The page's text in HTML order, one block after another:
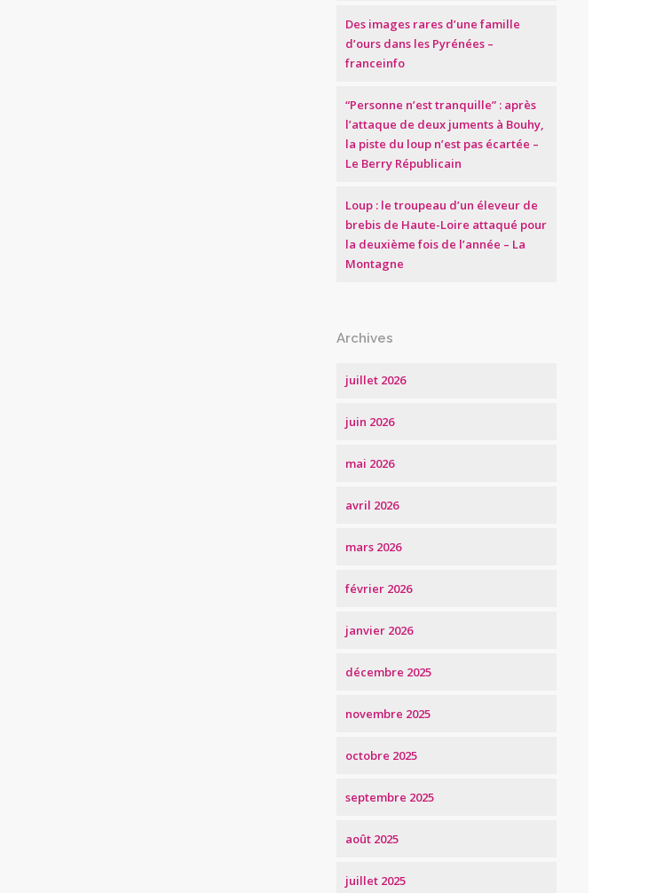
Des images rares d’une famille
d’ours dans les Pyrénées –
franceinfo
“Personne n’est tranquille” : après
l’attaque de deux juments à Bouhy,
la piste du loup n’est pas écartée –
Le Berry Républicain
Loup : le troupeau d’un éleveur de
brebis de Haute-Loire attaqué pour
la deuxième fois de l’année – La
Montagne
Archives
juillet 2026
juin 2026
mai 2026
avril 2026
mars 2026
février 2026
janvier 2026
décembre 2025
novembre 2025
octobre 2025
septembre 2025
août 2025
juillet 2025